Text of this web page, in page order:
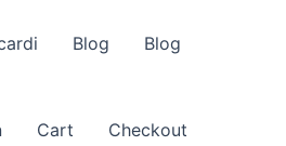
Blog Blog
Cart Checkout